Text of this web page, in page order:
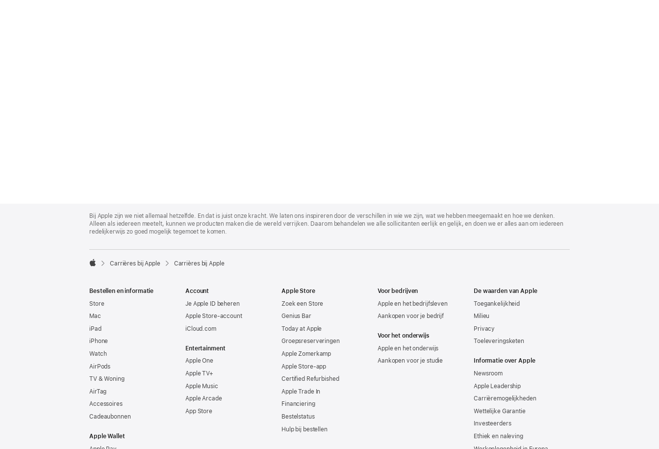
Footer
Bij Apple zijn we niet allemaal hetzelfde. En dat is juist onze kracht. We laten ons inspireren door de verschillen in wie we zijn, wat we hebben meegemaakt en hoe we denken.
Alleen als iedereen meetelt, kunnen we producten maken die de wereld verrijken. Daarom behandelen we alle sollicitanten eerlijk en gelijk, en doen we er alles aan om iedereen
redelijkerwijs zo goed mogelijk tegemoet te komen.

Carrières bij Apple Carrières bij Apple
Bestellen en informatie
Store
Mac
iPad
iPhone
Watch
AirPods
TV & Woning
AirTag
Accessoires
Cadeaubonnen
Apple Wallet
Account
Je Apple ID beheren
Apple Store-account
iCloud.com
Entertainment
Apple One
Apple TV+
Apple Music
Apple Arcade
App Store
Apple Store
Zoek een Store
Genius Bar
Today at Apple
Groepsreserveringen
Apple Zomerkamp
Apple Store-app
Certified Refurbished
Apple Trade In
Financiering
Bestelstatus
Hulp bij bestellen
Voor bedrijven
Apple en het bedrijfsleven
Aankopen voor je bedrijf
Voor het onderwijs
Apple en het onderwijs
Aankopen voor je studie
De waarden van Apple
Toegankelijkheid
Milieu
Privacy
Toeleveringsketen
Informatie over Apple
Newsroom
Apple Leadership
Carrièremogelijkheden
Wettelijke Garantie
Investeerders
Ethiek en naleving